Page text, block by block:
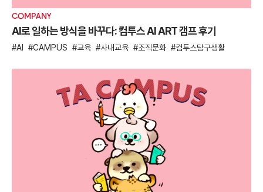
COMPANY
AI로 일하는 방식을 바꾸다: 컴투스 AI ART 캠프 후기
AI CAMPUS 교육 사내교육 조직문화 컴투스탐구생활